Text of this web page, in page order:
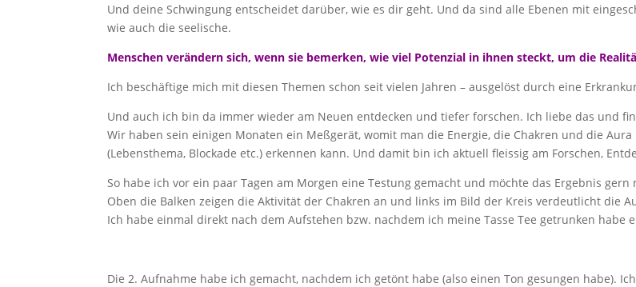
Und deine Schwingung entscheidet darüber, wie es dir geht. Und da sind alle Ebenen mit
wie auch die seelische.
Menschen verändern sich, wenn sie bemerken, wie viel Potenzial in ihnen steckt, um die
Ich beschäftige mich mit diesen Themen schon seit vielen Jahren – ausgelöst durch eine
Und auch ich bin da immer wieder am Neuen entdecken und tiefer forschen. Ich liebe das und
Wir haben sein einigen Monaten ein Meßgerät, womit man die Energie, die Chakren und die
(Lebensthema, Blockade etc.) erkennen kann. Und damit bin ich aktuell fleissig am Forschen,
So habe ich vor ein paar Tagen am Morgen eine Testung gemacht und möchte das Ergebnis
Oben die Balken zeigen die Aktivität der Chakren an und links im Bild der Kreis verdeutlicht die
Ich habe einmal direkt nach dem Aufstehen bzw. nachdem ich meine Tasse Tee getrunken habe
Die 2. Aufnahme habe ich gemacht, nachdem ich getönt habe (also einen Ton gesungen habe).